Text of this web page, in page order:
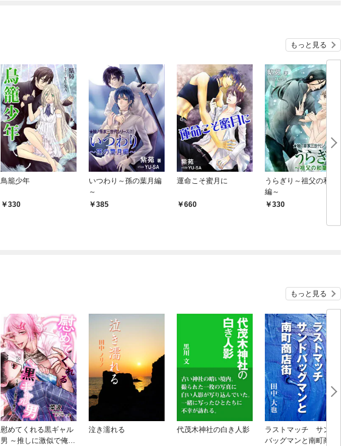
もっと見る
鳥籠少年
330
いつわり～孫の葉月編
～
385
運命こそ蜜月に
660
うらぎり～祖父の和葉
編～
330
もっと見る
慰めてくれる黒ギャル
男 ～推しに激似で俺の
泣き濡れる 代茂木神社の白き人影
ラストマッチ サンド
バッグマンと南町商店